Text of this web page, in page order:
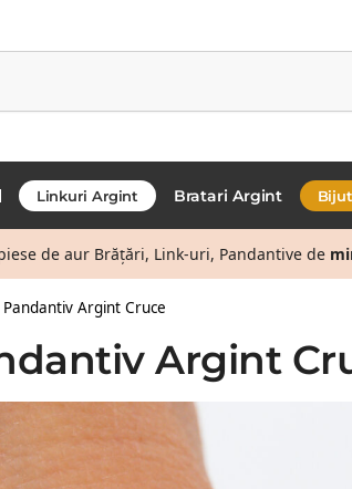
Linkuri Argint Bratari Argint
de aur Brățări, Link-uri, Pandantive de
Argint Cruce
Argint